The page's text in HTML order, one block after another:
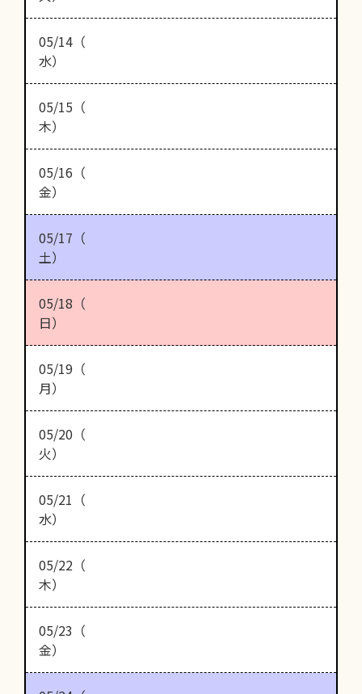
05/14（
水）
05/15（
木）
05/16（
金）
05/17（
土）
05/18（
日）
05/19（
月）
05/20（
火）
05/21（
水）
05/22（
木）
05/23（
金）